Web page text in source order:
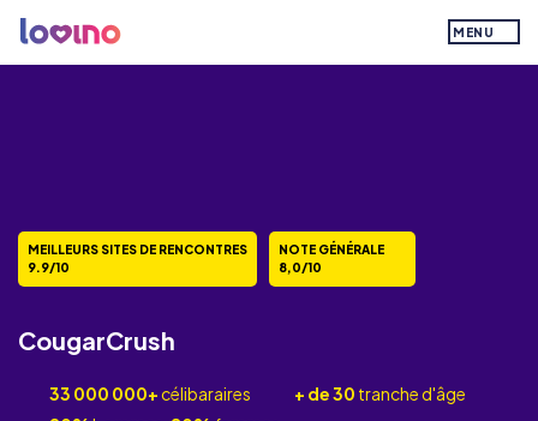
MENU
MEILLEURS SITES DE RENCONTRES
9.9/10
NOTE GÉNÉRALE
8,0/10
CougarCrush
33 000 000+ célibaraires + de 30 tranche d'âge